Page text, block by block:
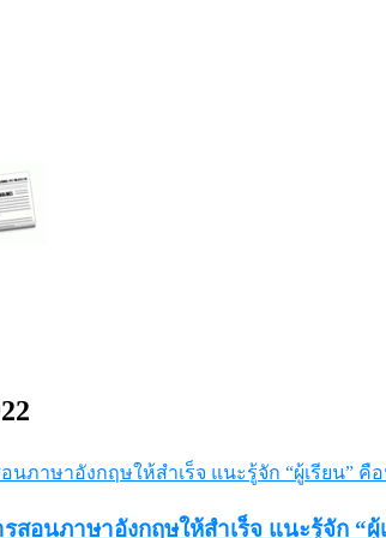
สอนภาษาอังกฤษให้สำเร็จ แนะรู้จัก